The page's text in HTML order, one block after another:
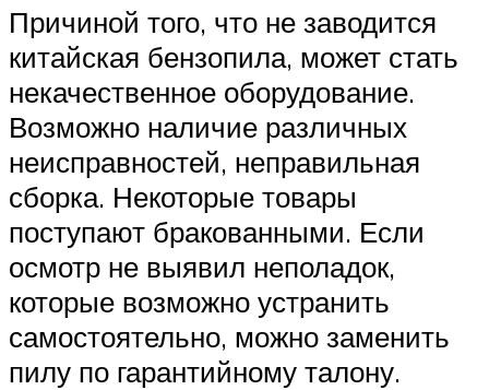
Причиной того, что не заводится
китайская бензопила, может стать
некачественное оборудование.
Возможно наличие различных
неисправностей, неправильная
сборка. Некоторые товары
поступают бракованными. Если
осмотр не выявил неполадок,
которые возможно устранить
самостоятельно, можно заменить
пилу по гарантийному талону.